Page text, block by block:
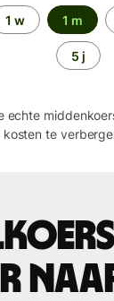
1 w 1 m
5 j
echte
te